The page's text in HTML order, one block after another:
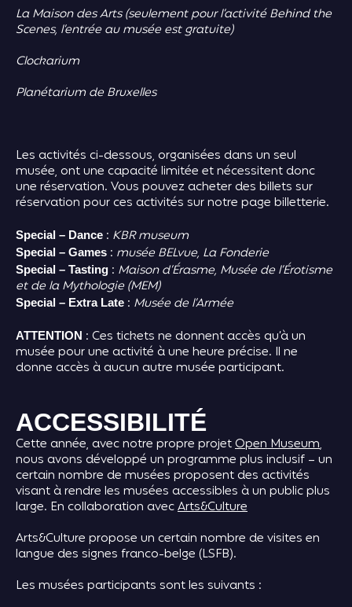
La Maison des Arts (seulement pour l’activité Behind the
Scenes, l’entrée au musée est gratuite)
Clockarium
Planétarium de Bruxelles
Les activités ci-dessous, organisées dans un seul
musée, ont une capacité limitée et nécessitent donc
une réservation. Vous pouvez acheter des billets sur
réservation pour ces activités sur notre page billetterie.
Special – Dance : KBR museum
Special – Games : musée BELvue, La Fonderie
Special – Tasting : Maison d’Érasme, Musée de l’Érotisme
et de la Mythologie (MEM)
Special – Extra Late : Musée de l’Armée
ATTENTION : Ces tickets ne donnent accès qu’à un
musée pour une activité à une heure précise. Il ne
donne accès à aucun autre musée participant.
ACCESSIBILITÉ
Cette année, avec notre propre projetOpen Museum,
nous avons développé un programme plus inclusif – un
certain nombre de musées proposent des activités
visant à rendre les musées accessibles à un public plus
large. En collaboration avecArts&Culture
Arts&Culture propose un certain nombre de visites en
langue des signes franco-belge (LSFB).
Les musées participants sont les suivants :